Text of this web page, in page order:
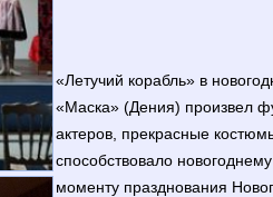
«Летучий корабль» в
«Маска» (Дения) произвел
актеров, прекрасные
способствовало
моменту празднования